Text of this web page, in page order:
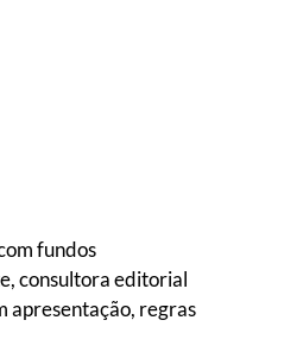
fundos
consultora editorial
apresentação, regras